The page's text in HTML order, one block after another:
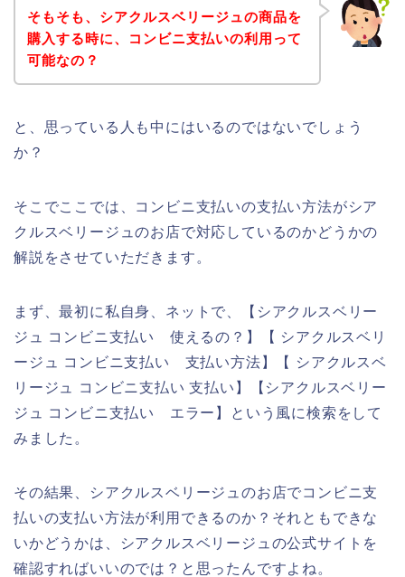
そもそも、シアクルスベリージュの商品を
購入する時に、コンビニ支払いの利用って
可能なの？
と、思っている人も中にはいるのではないでしょう
か？
そこでここでは、コンビニ支払いの支払い方法がシア
クルスベリージュのお店で対応しているのかどうかの
解説をさせていただきます。
まず、最初に私自身、ネットで、【シアクルスベリー
ジュ コンビニ支払い 使えるの？】【 シアクルスベリ
ージュ コンビニ支払い 支払い方法】【 シアクルスベ
リージュ コンビニ支払い 支払い】【シアクルスベリー
ジュ コンビニ支払い エラー】という風に検索をして
みました。
その結果、シアクルスベリージュのお店でコンビニ支
払いの支払い方法が利用できるのか？それともできな
いかどうかは、シアクルスベリージュの公式サイトを
確認すればいいのでは？と思ったんですよね。